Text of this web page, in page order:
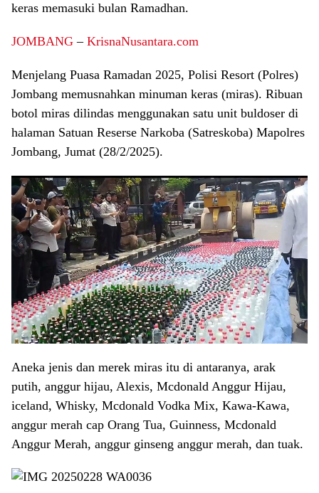
keras memasuki bulan Ramadhan.
JOMBANG – KrisnaNusantara.com
Menjelang Puasa Ramadan 2025, Polisi Resort (Polres)
Jombang memusnahkan minuman keras (miras). Ribuan
botol miras dilindas menggunakan satu unit buldoser di
halaman Satuan Reserse Narkoba (Satreskoba) Mapolres
Jombang, Jumat (28/2/2025).
Aneka jenis dan merek miras itu di antaranya, arak
putih, anggur hijau, Alexis, Mcdonald Anggur Hijau,
iceland, Whisky, Mcdonald Vodka Mix, Kawa-Kawa,
anggur merah cap Orang Tua, Guinness, Mcdonald
Anggur Merah, anggur ginseng anggur merah, dan tuak.